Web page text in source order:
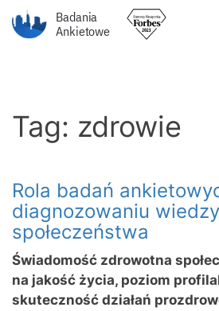
Badania
Ankietowe
Tag: zdrowie
Rola badań
diagnozowaniu
społeczeństwa
Świadomość zdrowotna
na jakość życia, poziom
skuteczność działań